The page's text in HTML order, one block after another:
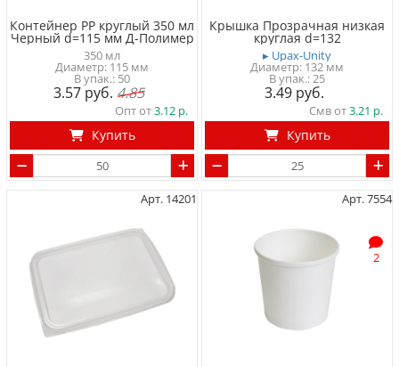
Контейнер PP круглый 350 мл
Черный d=115 мм Д-Полимер
350 мл
Диаметр: 115 мм
50
3.57 4.85
Опт от3.12
Купить
Крышка Прозрачная низкая
круглая d=132
▸ Upax-Unity
Диаметр: 132 мм
25
3.49
Смв от3.21
Купить
Арт. 14201 Арт. 7554
2